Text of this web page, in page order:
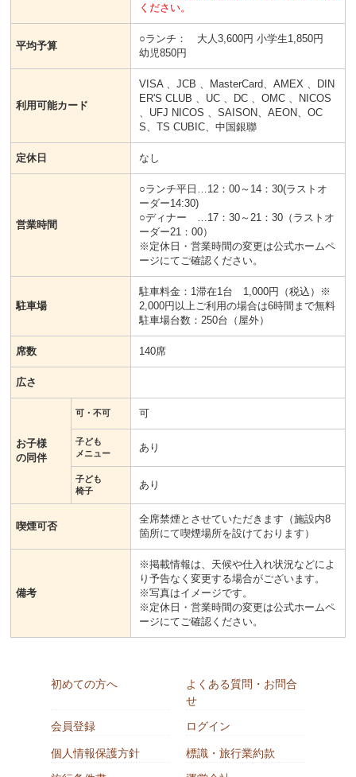
ください。
平均予算
○ランチ： 大人3,600円 小学生1,850円
幼児850円
利用可能カード
VISA 、JCB 、MasterCard、AMEX 、DIN
ER'S CLUB 、UC 、DC 、OMC 、NICOS
、UFJ NICOS 、SAISON、AEON、OC
S、TS CUBIC、中国銀聯
定休日 なし
営業時間
○ランチ平日…12：00～14：30(ラストオ
ーダー14:30)
○ディナー …17：30～21：30（ラストオ
ーダー21：00）
※定休日・営業時間の変更は公式ホームペ
ージにてご確認ください。
駐車場
駐車料金：1滞在1台 1,000円（税込）※
2,000円以上ご利用の場合は6時間まで無料
駐車場台数：250台（屋外）
席数 140席
広さ
お子様
の同伴
可・不可 可
子ども
メニュー
あり
子ども
椅子
あり
喫煙可否
全席禁煙とさせていただきます（施設内8
箇所にて喫煙場所を設けております）
備考
※掲載情報は、天候や仕入れ状況などによ
り予告なく変更する場合がございます。
※写真はイメージです。
※定休日・営業時間の変更は公式ホームペ
ージにてご確認ください。
初めての方へ
よくある質問・お問合
せ
会員登録
ログイン
個人情報保護方針
標識・旅行業約款